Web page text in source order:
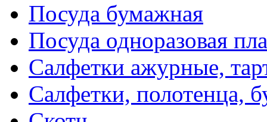
Посуда бумажная
Посуда одноразовая
Салфетки ажурные,
Салфетки, полотенца,